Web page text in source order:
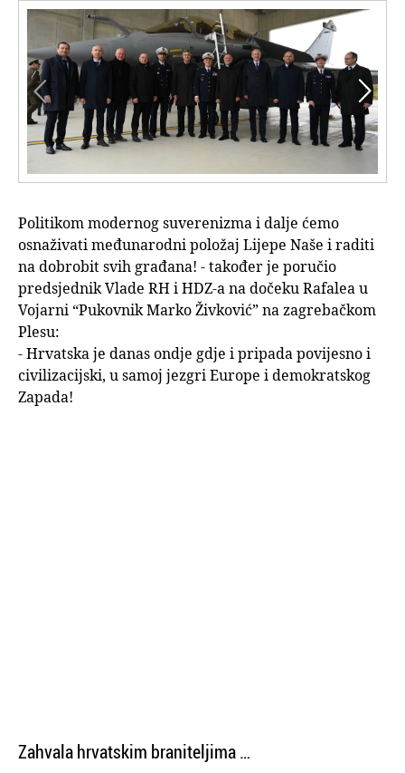


Politikom modernog suverenizma i dalje ćemo
osnaživati međunarodni položaj Lijepe Naše i raditi
na dobrobit svih građana! - također je poručio
predsjednik Vlade RH i HDZ-a na dočeku Rafalea u
Vojarni “Pukovnik Marko Živković” na zagrebačkom
Plesu:
- Hrvatska je danas ondje gdje i pripada povijesno i
civilizacijski, u samoj jezgri Europe i demokratskog
Zapada!
Zahvala hrvatskim braniteljima …